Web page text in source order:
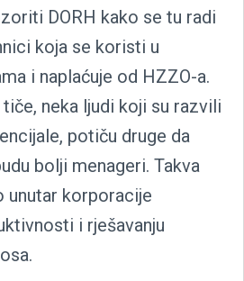
DORH kako se tu radi
koja se koristi u
i naplaćuje od HZZO-a.
neka ljudi koji su razvili
potiču druge da
bolji menageri. Takva
unutar korporacije
i rješavanju